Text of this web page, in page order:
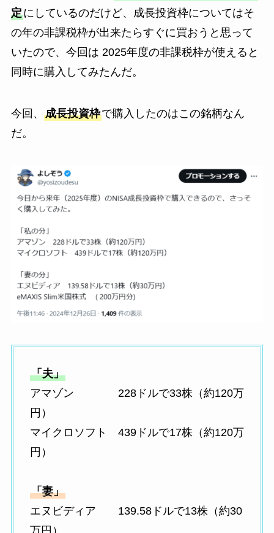
定にしているのだけど、成長投資枠についてはそ
の年の非課税枠が出来たらすぐに買おうと思って
いたので、今回は 2025年度の非課税枠が使えると
同時に購入してみたんだ。
今回、 成長投資枠で購入したのはこの銘柄なん
だ。
「夫」
アマゾン 228ドルで33株（約120万
円）
マイクロソフト 439ドルで17株（約120万
円）
「妻」
エヌビディア 139.58ドルで13株（約30